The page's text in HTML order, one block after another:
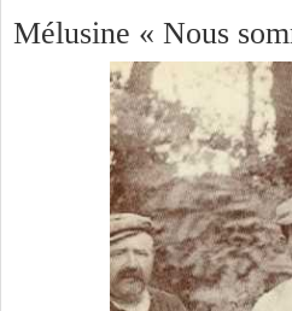
Mélusine « Nous